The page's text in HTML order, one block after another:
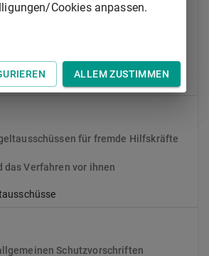
vor den Heimarbeitsausschüssen
für fremde Hilfskräfte
das Verfahren vor ihnen
Schutzvorschriften
Cookies anpassen.
ALLEM ZUSTIMMEN